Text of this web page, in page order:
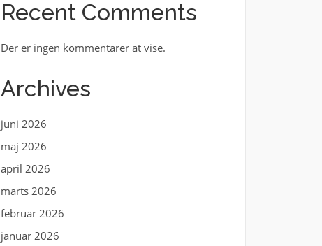
Recent Comments
Der er ingen kommentarer at vise.
Archives
juni 2026
maj 2026
april 2026
marts 2026
februar 2026
januar 2026